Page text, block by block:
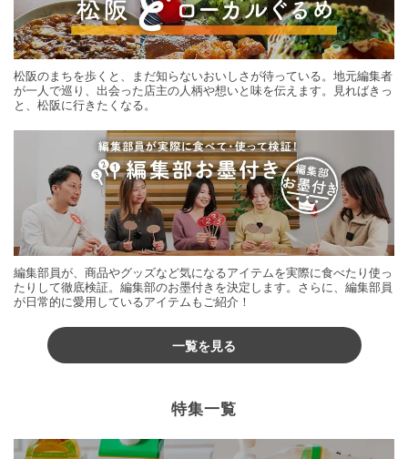
松阪のまちを歩くと、まだ知らないおいしさが待っている。地元編集者
が一人で巡り、出会った店主の人柄や想いと味を伝えます。見ればきっ
と、松阪に行きたくなる。
編集部員が、商品やグッズなど気になるアイテムを実際に食べたり使っ
たりして徹底検証。編集部のお墨付きを決定します。さらに、編集部員
が日常的に愛用しているアイテムもご紹介！
一覧を見る
特集一覧